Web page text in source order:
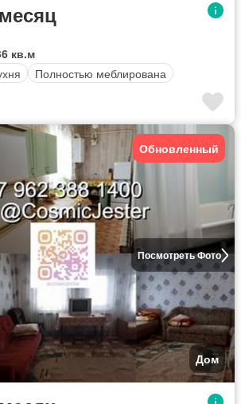
кв.м
Полностью меблирована
Посмотреть Фото
Обновленный
Дом